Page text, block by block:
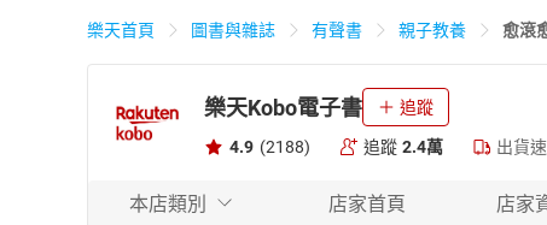
樂天首頁 圖書與雜誌 有聲書 親子教養 愈滾
樂天Kobo電子書 追蹤
4.9 (2188) 追蹤 2.4萬 出貨
本店類別 店家首頁 店家